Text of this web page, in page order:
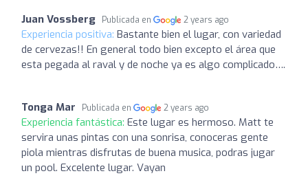
Juan Vossberg Publicada en 2 years ago
Experiencia positiva: Bastante bien el lugar, con variedad
de cervezas!! En general todo bien excepto el área que
esta pegada al raval y de noche ya es algo complicado….
Tonga Mar Publicada en 2 years ago
Experiencia fantástica: Este lugar es hermoso. Matt te
servira unas pintas con una sonrisa, conoceras gente
piola mientras disfrutas de buena musica, podras jugar
un pool. Excelente lugar. Vayan